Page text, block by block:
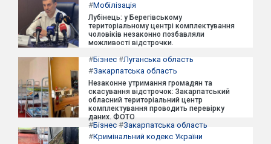
#Мобілізація
Лубінець: у Берегівському
територіальному центрі комплектування
чоловіків незаконно позбавляли
можливості відстрочки.
#Бізнес #Луганська область
#Закарпатська область
Незаконне утримання громадян та
скасування відстрочок: Закарпатський
обласний територіальний центр
комплектування проводить перевірку
даних. ФОТО
#Бізнес #Закарпатська область
#Кримінальний кодекс України